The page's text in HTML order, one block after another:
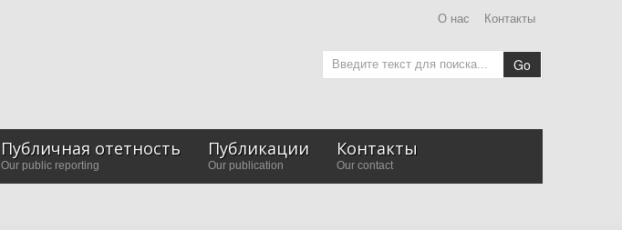
О нас Контакты
Go
Публичная отетность
Our public reporting
Публикации
Our publication
Контакты
Our contact